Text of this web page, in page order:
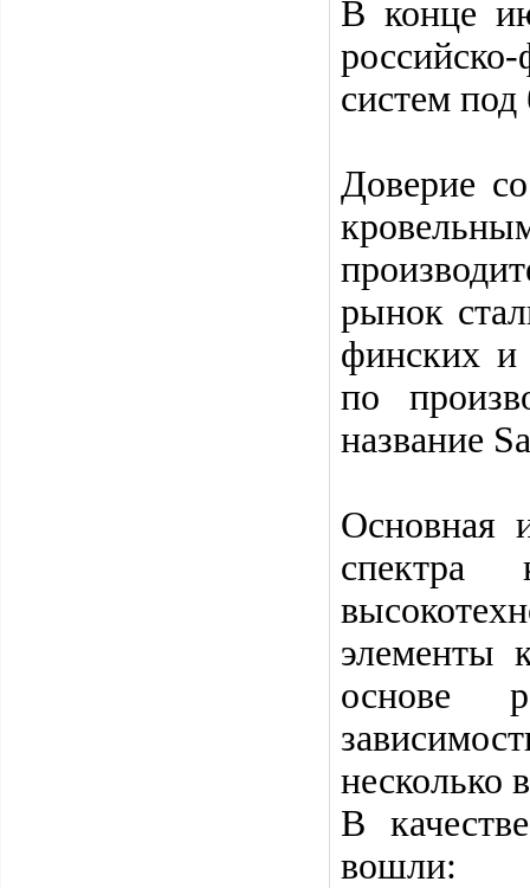
В конце
систем
Доверие
рынок
финских и
по
название
Основная
спектра
элементы
основе
несколько
В
вошли: